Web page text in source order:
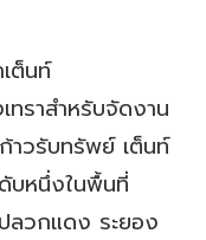
ต็นท์
เทราสำหรับจัดงาน
วรับทรัพย์ เต็นท์
บหนึ่งในพื้นที่
ลวกแดง ระยอง